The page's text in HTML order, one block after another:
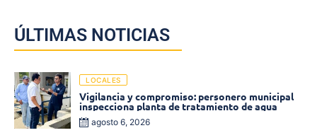
ÚLTIMAS NOTICIAS
LOCALES
Vigilancia y compromiso: personero municipal
inspecciona planta de tratamiento de agua
agosto 6, 2026